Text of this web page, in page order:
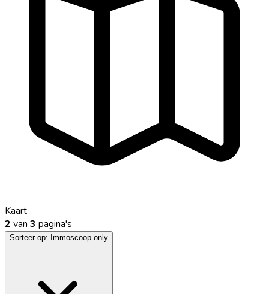
Kaart
2 van 3 pagina's
Sorteer op: Immoscoop only